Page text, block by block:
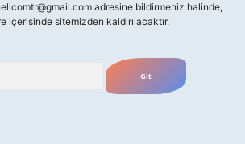
adresine bildirmeniz halinde,
içerisinde sitemizden kaldırılacaktır.